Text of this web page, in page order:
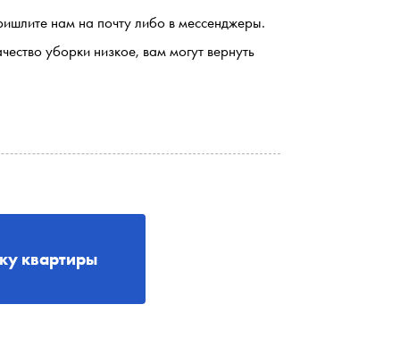
нам на почту либо в мессенджеры.
уборки низкое, вам могут вернуть
квартиры